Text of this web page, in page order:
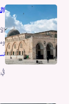
في_20 _مايو _2026